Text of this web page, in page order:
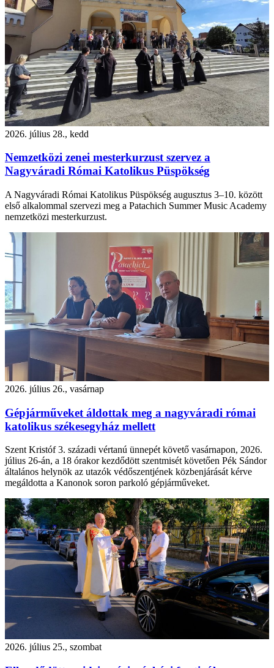
2026. július 28., kedd
Nemzetközi zenei mesterkurzust szervez a
Nagyváradi Római Katolikus Püspökség
A Nagyváradi Római Katolikus Püspökség augusztus 3–10. között
első alkalommal szervezi meg a Patachich Summer Music Academy
nemzetközi mesterkurzust.
2026. július 26., vasárnap
Gépjárműveket áldottak meg a nagyváradi római
katolikus székesegyház mellett
Szent Kristóf 3. századi vértanú ünnepét követő vasárnapon, 2026.
július 26-án, a 18 órakor kezdődött szentmisét követően Pék Sándor
általános helynök az utazók védőszentjének közbenjárását kérve
megáldotta a Kanonok soron parkoló gépjárműveket.
2026. július 25., szombat